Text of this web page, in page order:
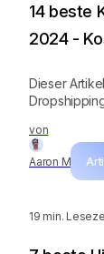
von
Aaron M
14 beste
2024 -
Dieser
19 min.